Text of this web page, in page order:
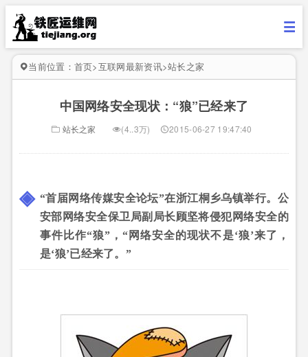
当前位置： 首页>互联网最新资讯>站长之家
中国网络安全现状：“狼”已经来了
站长之家 (4..3万) 2015-06-27 19:47:40
“首届网络传媒安全论坛”在浙江桐乡乌镇举行。公
安部网络安全保卫局副局长顾坚将侵犯网络安全的
事件比作“狼”，“网络安全的现状不是‘狼’来了，
是‘狼’已经来了。”